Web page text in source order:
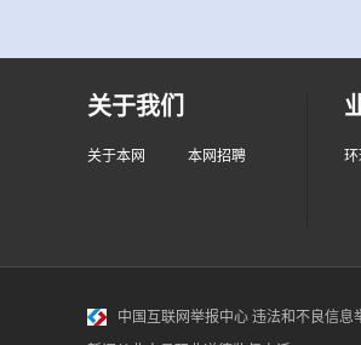
关于我们
关于本网 本网招聘
中国互联网举报中心 违法和不良信息